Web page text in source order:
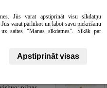
CĒSU APBEDĪŠANAS
atsisveikinimas be
Jūs varat apstiprināt visu sīkdatņu
varat pārlūkot un labot savu piekrišanu
saites "Manas sīkdatnes". Sīkāk par
Apstiprināt visas